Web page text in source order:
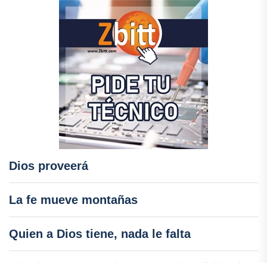
Dios proveerá
La fe mueve montañas
Quien a Dios tiene, nada le falta